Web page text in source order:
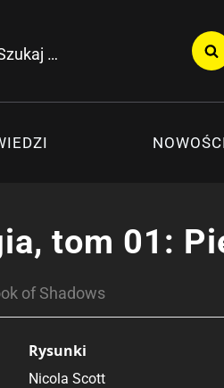
tom 01:
of Shadows
Rysunki
Nicola Scott